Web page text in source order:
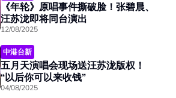
《年轮》原唱事件撕破脸！张碧晨、
汪苏泷即将同台演出
12/08/2025
中港台新
五月天演唱会现场送汪苏泷版权！
“以后你可以来收钱”
04/08/2025